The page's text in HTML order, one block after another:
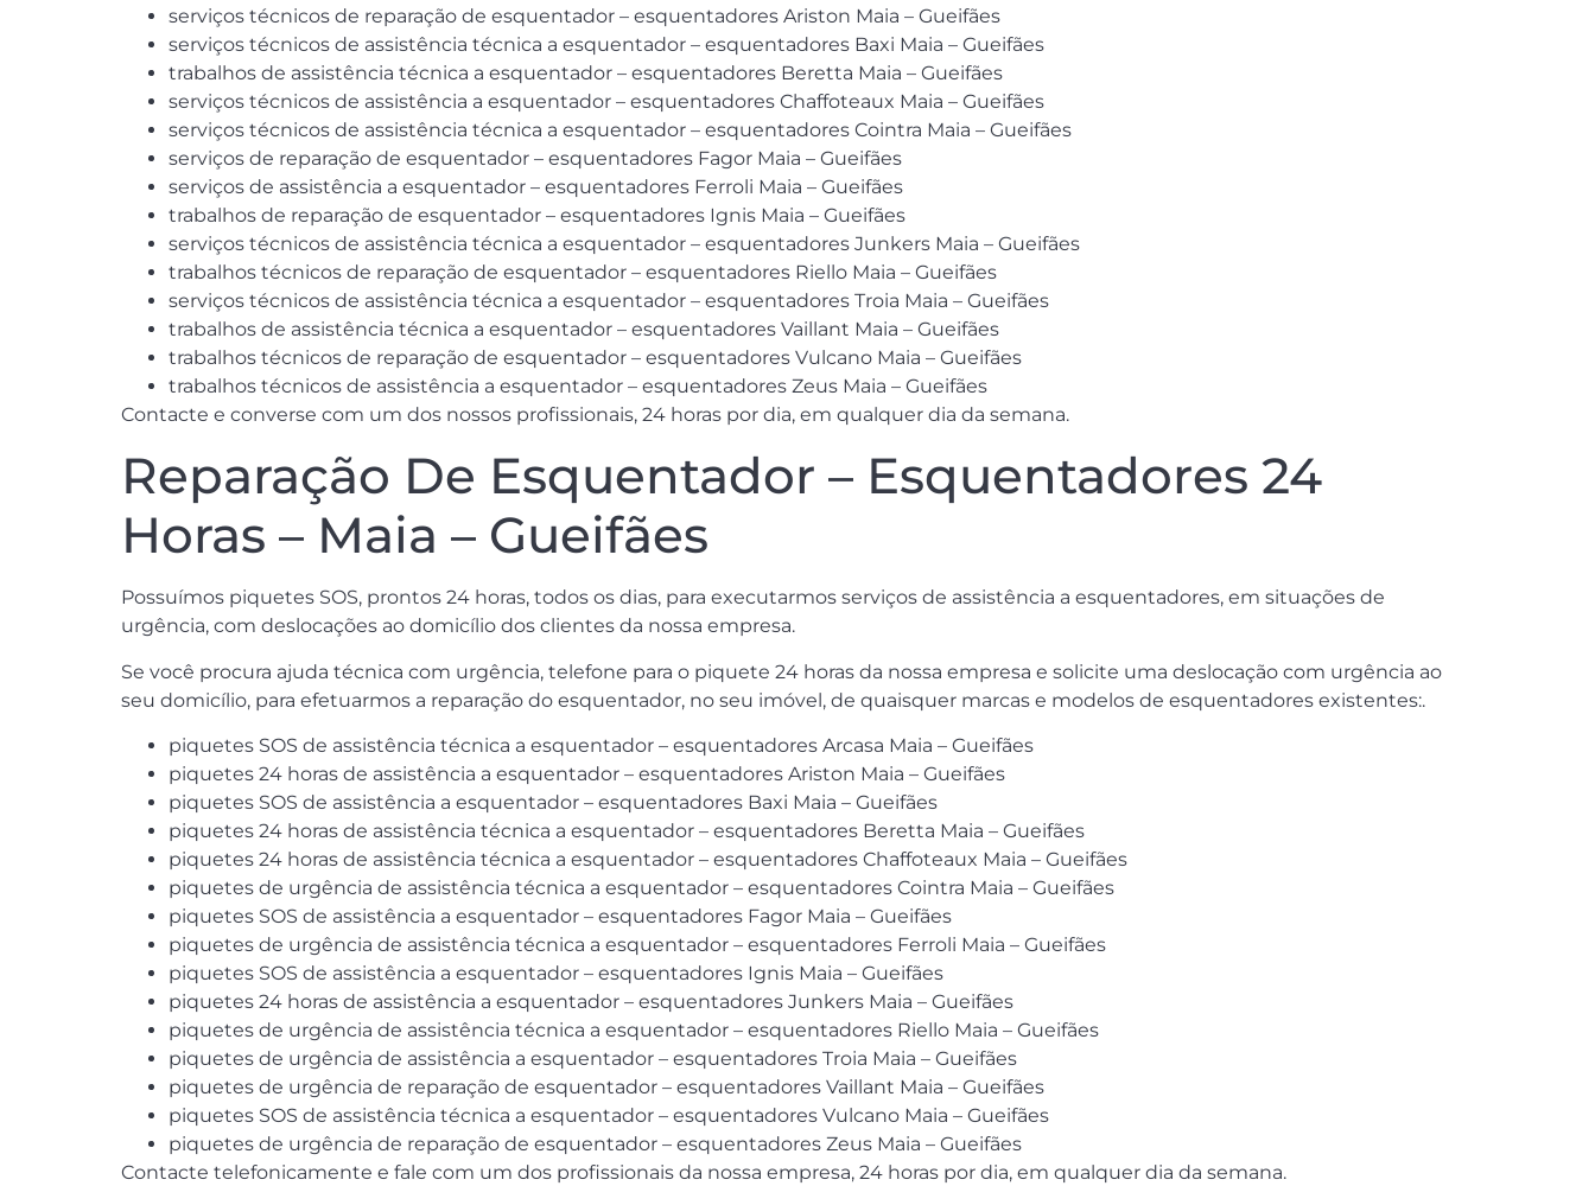
serviços técnicos de reparação de esquentador – esquentadores Ariston Maia – Gueifães
serviços técnicos de assistência técnica a esquentador – esquentadores Baxi Maia – Gueifães
trabalhos de assistência técnica a esquentador – esquentadores Beretta Maia – Gueifães
serviços técnicos de assistência a esquentador – esquentadores Chaffoteaux Maia – Gueifães
serviços técnicos de assistência técnica a esquentador – esquentadores Cointra Maia – Gueifães
serviços de reparação de esquentador – esquentadores Fagor Maia – Gueifães
serviços de assistência a esquentador – esquentadores Ferroli Maia – Gueifães
trabalhos de reparação de esquentador – esquentadores Ignis Maia – Gueifães
serviços técnicos de assistência técnica a esquentador – esquentadores Junkers Maia – Gueifães
trabalhos técnicos de reparação de esquentador – esquentadores Riello Maia – Gueifães
serviços técnicos de assistência técnica a esquentador – esquentadores Troia Maia – Gueifães
trabalhos de assistência técnica a esquentador – esquentadores Vaillant Maia – Gueifães
trabalhos técnicos de reparação de esquentador – esquentadores Vulcano Maia – Gueifães
trabalhos técnicos de assistência a esquentador – esquentadores Zeus Maia – Gueifães
Contacte e converse com um dos nossos profissionais, 24 horas por dia, em qualquer dia da semana.
Reparação De Esquentador – Esquentadores 24
Horas – Maia – Gueifães
Possuímos piquetes SOS, prontos 24 horas, todos os dias, para executarmos serviços de assistência a esquentadores, em situações de
urgência, com deslocações ao domicílio dos clientes da nossa empresa.
Se você procura ajuda técnica com urgência, telefone para o piquete 24 horas da nossa empresa e solicite uma deslocação com urgência ao
seu domicílio, para efetuarmos a reparação do esquentador, no seu imóvel, de quaisquer marcas e modelos de esquentadores existentes:.
piquetes SOS de assistência técnica a esquentador – esquentadores Arcasa Maia – Gueifães
piquetes 24 horas de assistência a esquentador – esquentadores Ariston Maia – Gueifães
piquetes SOS de assistência a esquentador – esquentadores Baxi Maia – Gueifães
piquetes 24 horas de assistência técnica a esquentador – esquentadores Beretta Maia – Gueifães
piquetes 24 horas de assistência técnica a esquentador – esquentadores Chaffoteaux Maia – Gueifães
piquetes de urgência de assistência técnica a esquentador – esquentadores Cointra Maia – Gueifães
piquetes SOS de assistência a esquentador – esquentadores Fagor Maia – Gueifães
piquetes de urgência de assistência técnica a esquentador – esquentadores Ferroli Maia – Gueifães
piquetes SOS de assistência a esquentador – esquentadores Ignis Maia – Gueifães
piquetes 24 horas de assistência a esquentador – esquentadores Junkers Maia – Gueifães
piquetes de urgência de assistência técnica a esquentador – esquentadores Riello Maia – Gueifães
piquetes de urgência de assistência a esquentador – esquentadores Troia Maia – Gueifães
piquetes de urgência de reparação de esquentador – esquentadores Vaillant Maia – Gueifães
piquetes SOS de assistência técnica a esquentador – esquentadores Vulcano Maia – Gueifães
piquetes de urgência de reparação de esquentador – esquentadores Zeus Maia – Gueifães
Contacte telefonicamente e fale com um dos profissionais da nossa empresa, 24 horas por dia, em qualquer dia da semana.